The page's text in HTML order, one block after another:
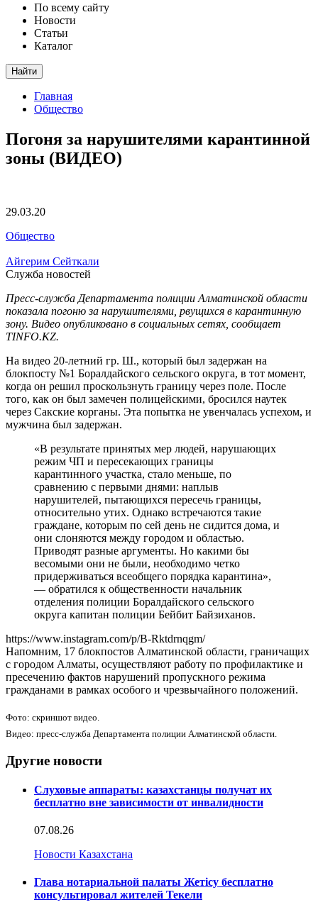
По всему сайту
Новости
Статьи
Каталог
Найти
Главная
Общество
Погоня за нарушителями карантинной
зоны (ВИДЕО)
29.03.20
Общество
Айгерим Сейткали
Служба новостей
Пресс-служба Департамента полиции Алматинской области
показала погоню за нарушителями, рвущихся в карантинную
зону. Видео опубликовано в социальных сетях, сообщает
TINFO.KZ.
На видео 20-летний гр. Ш., который был задержан на
блокпосту №1 Боралдайского сельского округа, в тот момент,
когда он решил проскользнуть границу через поле. После
того, как он был замечен полицейскими, бросился наутек
через Сакские корганы. Эта попытка не увенчалась успехом, и
мужчина был задержан.
«В результате принятых мер людей, нарушающих
режим ЧП и пересекающих границы
карантинного участка, стало меньше, по
сравнению с первыми днями: наплыв
нарушителей, пытающихся пересечь границы,
относительно утих. Однако встречаются такие
граждане, которым по сей день не сидится дома, и
они слоняются между городом и областью.
Приводят разные аргументы. Но какими бы
весомыми они не были, необходимо четко
придерживаться всеобщего порядка карантина»,
— обратился к общественности начальник
отделения полиции Боралдайского сельского
округа капитан полиции Бейбит Байзиханов.
https://www.instagram.com/p/B-Rktdrnqgm/
Напомним, 17 блокпостов Алматинской области, граничащих
с городом Алматы, осуществляют работу по профилактике и
пресечению фактов нарушений пропускного режима
гражданами в рамках особого и чрезвычайного положений.
Фото: скриншот видео.
Видео: пресс-служба Департамента полиции Алматинской области.
Другие новости
Слуховые аппараты: казахстанцы получат их
бесплатно вне зависимости от инвалидности
07.08.26
Новости Казахстана
Глава нотариальной палаты Жетісу бесплатно
консультировал жителей Текели